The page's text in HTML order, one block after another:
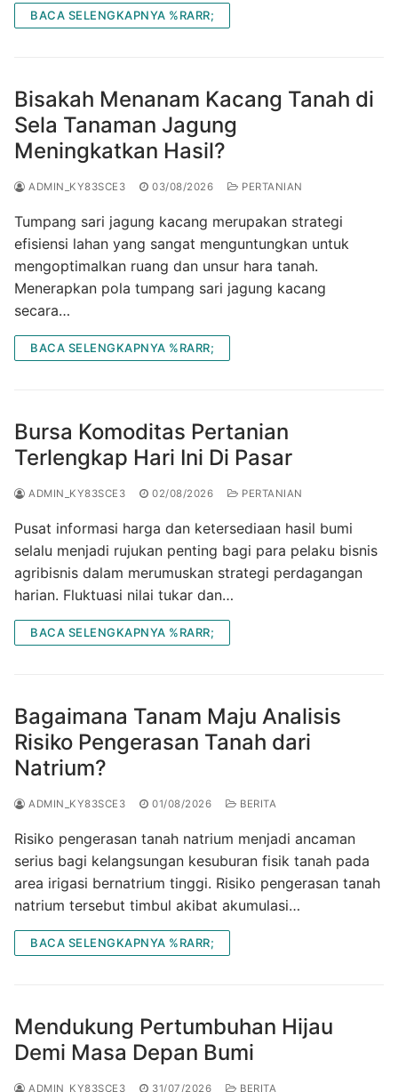
BACA SELENGKAPNYA %RARR;
Bisakah Menanam Kacang Tanah di
Sela Tanaman Jagung
Meningkatkan Hasil?
ADMIN_KY83SCE3 03/08/2026 PERTANIAN
Tumpang sari jagung kacang merupakan strategi
efisiensi lahan yang sangat menguntungkan untuk
mengoptimalkan ruang dan unsur hara tanah.
Menerapkan pola tumpang sari jagung kacang
secara…
BACA SELENGKAPNYA %RARR;
Bursa Komoditas Pertanian
Terlengkap Hari Ini Di Pasar
ADMIN_KY83SCE3 02/08/2026 PERTANIAN
Pusat informasi harga dan ketersediaan hasil bumi
selalu menjadi rujukan penting bagi para pelaku bisnis
agribisnis dalam merumuskan strategi perdagangan
harian. Fluktuasi nilai tukar dan…
BACA SELENGKAPNYA %RARR;
Bagaimana Tanam Maju Analisis
Risiko Pengerasan Tanah dari
Natrium?
ADMIN_KY83SCE3 01/08/2026 BERITA
Risiko pengerasan tanah natrium menjadi ancaman
serius bagi kelangsungan kesuburan fisik tanah pada
area irigasi bernatrium tinggi. Risiko pengerasan tanah
natrium tersebut timbul akibat akumulasi…
BACA SELENGKAPNYA %RARR;
Mendukung Pertumbuhan Hijau
Demi Masa Depan Bumi
ADMIN_KY83SCE3 31/07/2026 BERITA